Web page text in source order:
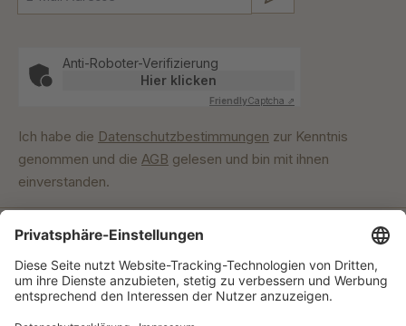
Anti-Roboter-Verifizierung
Hier klicken
FriendlyCaptcha ⇗
Ich habe die Datenschutzbestimmungen zur Kenntnis
genommen und die AGB gelesen und bin mit ihnen
einverstanden.